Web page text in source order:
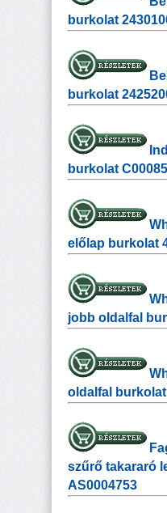
burkolat
burkolat
burkolat
előlap burkolat
jobb oldalfal
oldalfal burkolat
szűrő takararó
AS0004753